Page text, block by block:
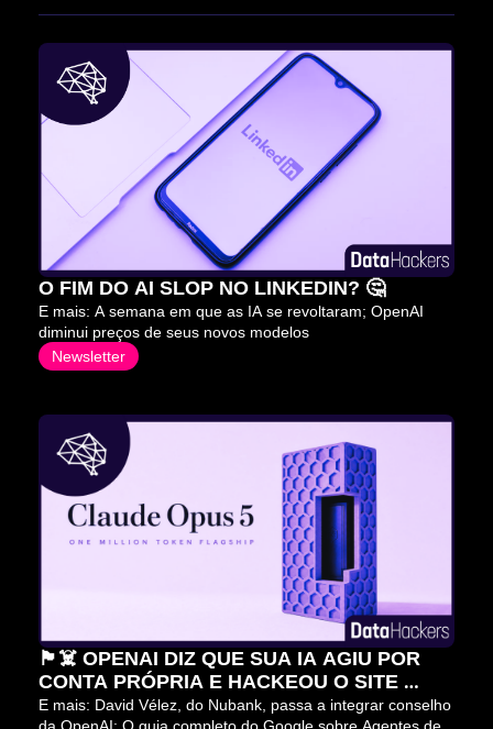
O FIM DO AI SLOP NO LINKEDIN? 🤔
E mais: A semana em que as IA se revoltaram; OpenAI
diminui preços de seus novos modelos
Newsletter
🏴‍☠️ OPENAI DIZ QUE SUA IA AGIU POR
CONTA PRÓPRIA E HACKEOU O SITE
HUGGING FACE
E mais: David Vélez, do Nubank, passa a integrar conselho